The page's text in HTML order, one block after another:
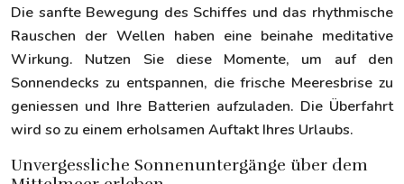
Die sanfte Bewegung des Schiffes und das rhythmische
Rauschen der Wellen haben eine beinahe meditative
Wirkung. Nutzen Sie diese Momente, um auf den
Sonnendecks zu entspannen, die frische Meeresbrise zu
geniessen und Ihre Batterien aufzuladen. Die Überfahrt
wird so zu einem erholsamen Auftakt Ihres Urlaubs.
Unvergessliche Sonnenuntergänge über dem